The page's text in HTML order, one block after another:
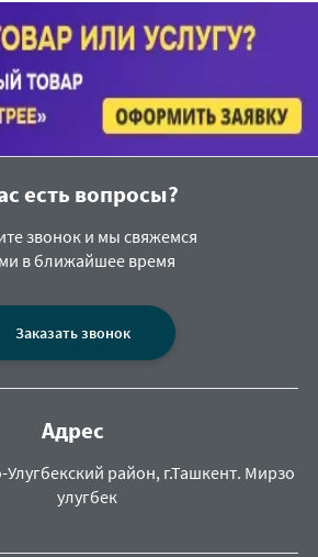
есть вопросы?
звонок и мы свяжемся
в ближайшее время
Заказать звонок
Адрес
район, г.Ташкент. Мирзо
улугбек